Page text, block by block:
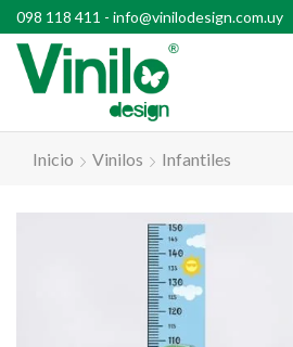
098 118 411 - info@vinilodesign.com.uy
con compras superiores a $2500
Inicio Vinilos Infantiles